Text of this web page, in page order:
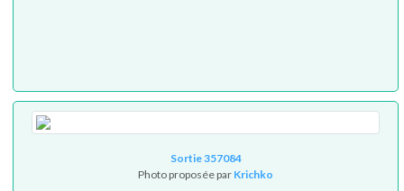
Sortie 357084
Photo proposée par Krichko